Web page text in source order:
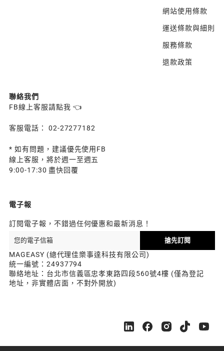
網站使用條款
運送條款與細則
服務條款
退款政策
聯絡我們
FB線上客服請點我 👈
客服電話： 02-27277182
* 如有問題，建議優先使用FB
線上客服，將於週一至週五
9:00-17:30 盡快回覆
電子報
訂閱電子報，不錯過任何優惠和最新消息！
搶先訂閱
MAGEASY (總代理佳樂事達科技有限公司)
統一編號：24937794
聯絡地址：台北市信義區忠孝東路四段560號4樓 (僅為登記
地址，非實體店面，不對外開放)
M
M
M
M
M